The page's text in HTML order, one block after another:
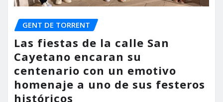
GENT DE TORRENT
Las fiestas de la calle San
Cayetano encaran su
centenario con un emotivo
homenaje a uno de sus festeros
históricos